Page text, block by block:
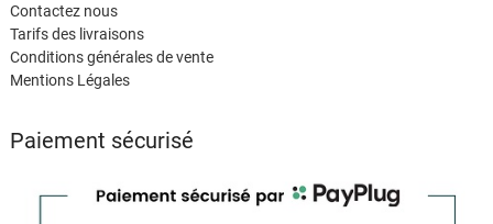
Contactez nous
Tarifs des livraisons
Conditions générales de vente
Mentions Légales
Paiement sécurisé